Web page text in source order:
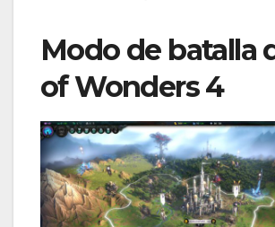
Modo de batalla
of Wonders 4